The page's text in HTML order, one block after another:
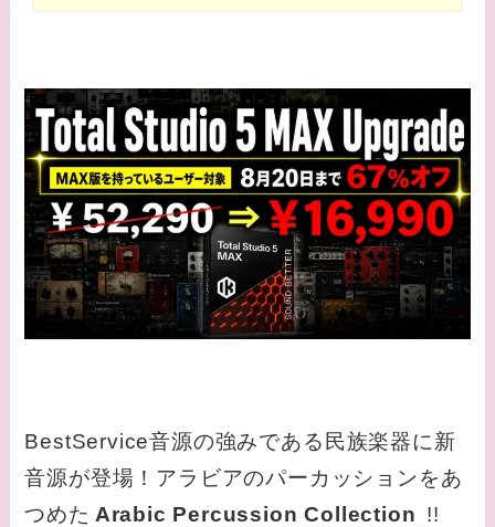
BestService音源の強みである民族楽器に新
音源が登場！アラビアのパーカッションをあ
つめた Arabic Percussion Collection !!